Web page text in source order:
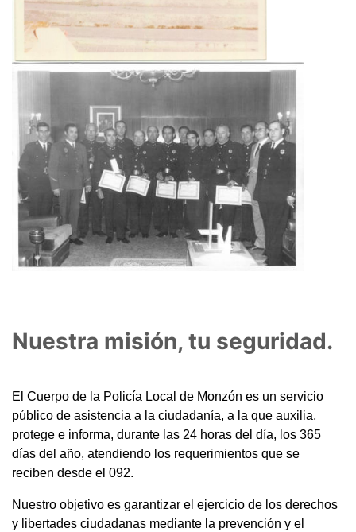
Nuestra misión, tu seguridad.
El Cuerpo de la Policía Local de Monzón es un servicio
público de asistencia a la ciudadanía, a la que auxilia,
protege e informa, durante las 24 horas del día, los 365
días del año, atendiendo los requerimientos que se
reciben desde el 092.
Nuestro objetivo es garantizar el ejercicio de los derechos
y libertades ciudadanas mediante la prevención y el